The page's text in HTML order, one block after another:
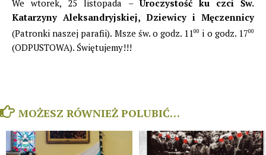
We wtorek, 25 listopada –Uroczystość ku czci Św.
Katarzyny Aleksandryjskiej, Dziewicy i Męczennicy
(Patronki naszej parafii). Msze św. o godz. 1100 i o godz. 1700
(ODPUSTOWA). Świętujemy!!!
MOŻESZ RÓWNIEŻ POLUBIĆ…